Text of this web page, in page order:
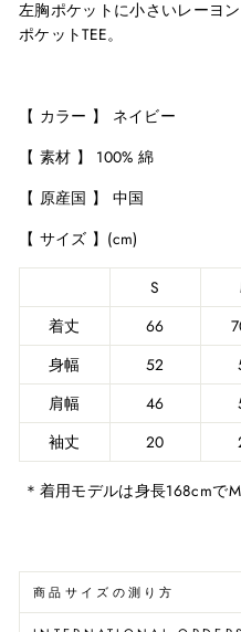
左胸ポケットに小さいレーヨ
ポケットTEE。
【 カラー 】 ネイビー
【 素材 】 100% 綿
【 原産国 】 中国
【 サイズ 】(cm)
S
着丈
66
身幅
52
肩幅
46
袖丈
20
＊着用モデルは身長168cmで
商品サイズの測り方